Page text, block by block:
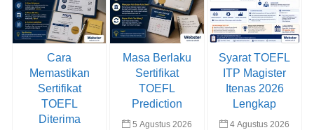
Cara
Memastikan
Sertifikat
TOEFL
Diterima
Masa Berlaku
Sertifikat
TOEFL
Prediction
5 Agustus 2026
Syarat TOEFL
ITP Magister
Itenas 2026
Lengkap
4 Agustus 2026